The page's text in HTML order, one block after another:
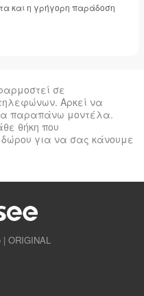
και η γρήγορη παράδοση
σε
Αρκεί να
παραπάνω μοντέλα.
θήκη που
για να σας κάνουμε
| ORIGINAL